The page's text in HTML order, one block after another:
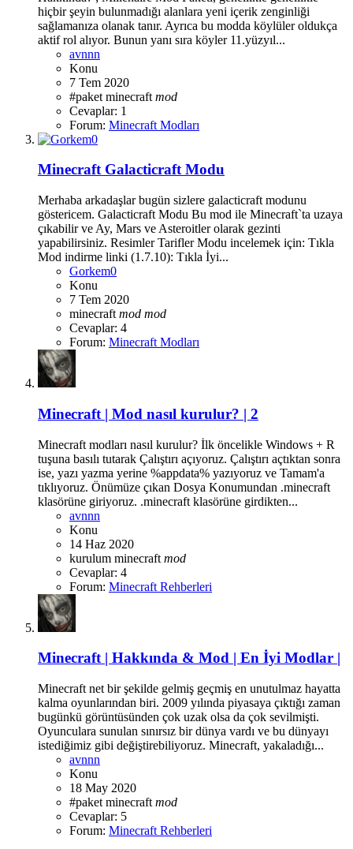
hiçbir şeyin bulunmadığı alanlara yeni içerik zenginliği
sağlamanıza olanak tanır. Ayrıca bu modda köylüler oldukça
aktif rol alıyor. Bunun yanı sıra köyler 11.yüzyıl...
avnnn
Konu
7 Tem 2020
#paket minecraft mod
Cevaplar: 1
Forum: Minecraft Modları
Minecraft Galacticraft Modu
Merhaba arkadaşlar bugün sizlere galacticraft modunu
göstericem. Galacticraft Modu Bu mod ile Minecraft`ta uzaya
çıkabilir ve Ay, Mars ve Asteroitler olarak gezinti
yapabilirsiniz. Resimler Tarifler Modu incelemek için: Tıkla
Mod indirme linki (1.7.10): Tıkla İyi...
Gorkem0
Konu
7 Tem 2020
minecraft mod mod
Cevaplar: 4
Forum: Minecraft Modları
Minecraft | Mod nasıl kurulur? | 2
Minecraft modları nasıl kurulur? İlk öncelikle Windows + R
tuşuna basılı tutarak Çalıştırı açıyoruz. Çalıştırı açtıktan sonra
ise, yazı yazma yerine %appdata% yazıyoruz ve Tamam'a
tıklıyoruz. Önümüze çıkan Dosya Konumundan .minecraft
klasörüne giriyoruz. .minecraft klasörüne girdikten...
avnnn
Konu
14 Haz 2020
kurulum minecraft mod
Cevaplar: 4
Forum: Minecraft Rehberleri
Minecraft | Hakkında & Mod | En İyi Modlar |
Minecraft net bir şekilde gelmiş geçmiş en unutulmaz hayatta
kalma oyunlarından biri. 2009 yılında piyasaya çıktığı zaman
bugünkü görüntüsünden çok uzak olsa da çok sevilmişti.
Oyunculara sunulan sınırsız bir dünya vardı ve bu dünyayı
istediğimiz gibi değiştirebiliyoruz. Minecraft, yakaladığı...
avnnn
Konu
18 May 2020
#paket minecraft mod
Cevaplar: 5
Forum: Minecraft Rehberleri